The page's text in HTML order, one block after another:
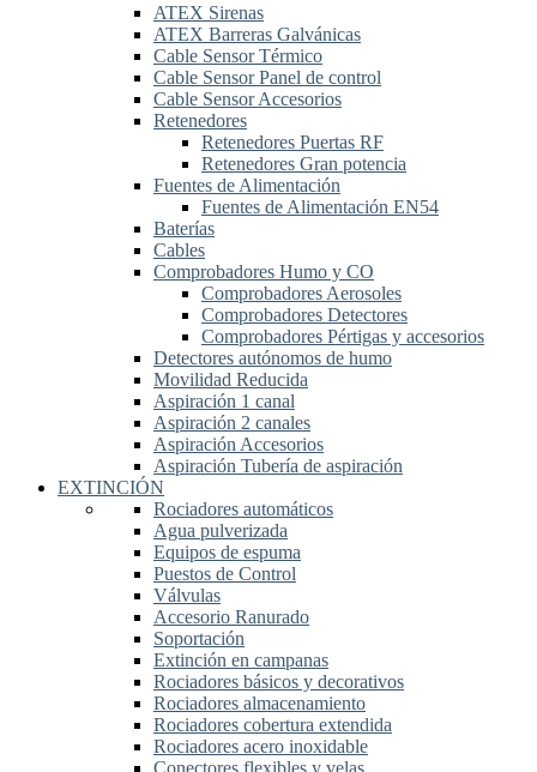
ATEX Sirenas
ATEX Barreras Galvánicas
Cable Sensor Térmico
Cable Sensor Panel de control
Cable Sensor Accesorios
Retenedores
Retenedores Puertas RF
Retenedores Gran potencia
Fuentes de Alimentación
Fuentes de Alimentación EN54
Baterías
Cables
Comprobadores Humo y CO
Comprobadores Aerosoles
Comprobadores Detectores
Comprobadores Pértigas y accesorios
Detectores autónomos de humo
Movilidad Reducida
Aspiración 1 canal
Aspiración 2 canales
Aspiración Accesorios
Aspiración Tubería de aspiración
EXTINCIÓN
Rociadores automáticos
Agua pulverizada
Equipos de espuma
Puestos de Control
Válvulas
Accesorio Ranurado
Soportación
Extinción en campanas
Rociadores básicos y decorativos
Rociadores almacenamiento
Rociadores cobertura extendida
Rociadores acero inoxidable
Conectores flexibles y velas